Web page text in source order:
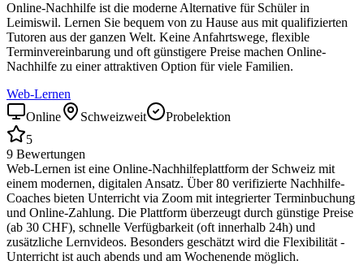
Online-Nachhilfe ist die moderne Alternative für Schüler in
Leimiswil. Lernen Sie bequem von zu Hause aus mit qualifizierten
Tutoren aus der ganzen Welt. Keine Anfahrtswege, flexible
Terminvereinbarung und oft günstigere Preise machen Online-
Nachhilfe zu einer attraktiven Option für viele Familien.
Web-Lernen
Online
Schweizweit
Probelektion
5
9 Bewertungen
Web-Lernen ist eine Online-Nachhilfeplattform der Schweiz mit
einem modernen, digitalen Ansatz. Über 80 verifizierte Nachhilfe-
Coaches bieten Unterricht via Zoom mit integrierter Terminbuchung
und Online-Zahlung. Die Plattform überzeugt durch günstige Preise
(ab 30 CHF), schnelle Verfügbarkeit (oft innerhalb 24h) und
zusätzliche Lernvideos. Besonders geschätzt wird die Flexibilität -
Unterricht ist auch abends und am Wochenende möglich.